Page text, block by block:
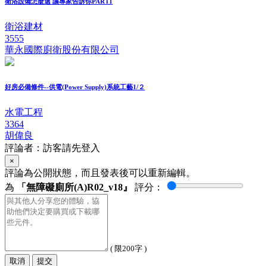
衛浴建材
3555
華永國際廚衛股份有限公司
好房必備條件--供電(Power Supply)系統工藝1/２
水電工程
3364
胡偉良
評論者：訪客請先登入
×
評論為公開狀態，而且發表後可以重新編輯。
為
「無障礙廁所(A)R02_v18』 評分：
( 限200字 )
取消
提交